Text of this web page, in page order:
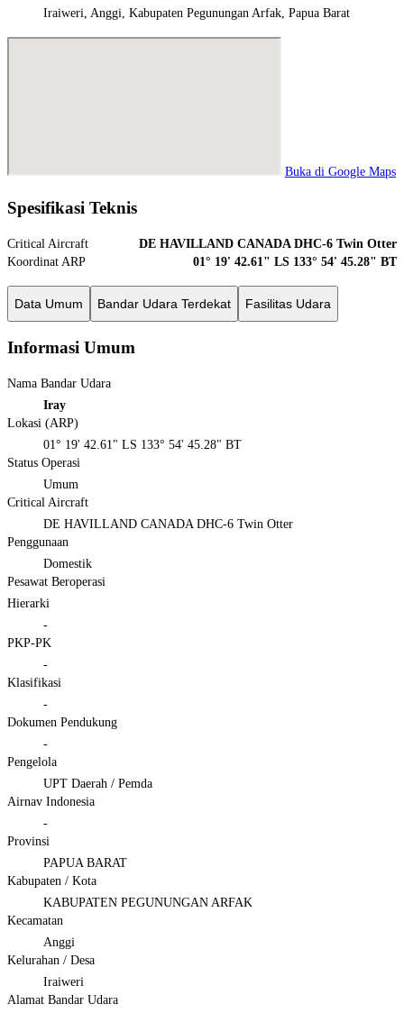
Iraiweri, Anggi, Kabupaten Pegunungan Arfak, Papua Barat
Buka di Google Maps
Spesifikasi Teknis
Critical Aircraft
DE HAVILLAND CANADA DHC-6 Twin Otter
Koordinat ARP
01° 19' 42.61" LS 133° 54' 45.28" BT
Data Umum Bandar Udara Terdekat Fasilitas Udara
Informasi Umum
Nama Bandar Udara
Iray
Lokasi (ARP)
01° 19' 42.61" LS 133° 54' 45.28" BT
Status Operasi
Umum
Critical Aircraft
DE HAVILLAND CANADA DHC-6 Twin Otter
Penggunaan
Domestik
Pesawat Beroperasi
Hierarki
-
PKP-PK
-
Klasifikasi
-
Dokumen Pendukung
-
Pengelola
UPT Daerah / Pemda
Airnav Indonesia
-
Provinsi
PAPUA BARAT
Kabupaten / Kota
KABUPATEN PEGUNUNGAN ARFAK
Kecamatan
Anggi
Kelurahan / Desa
Iraiweri
Alamat Bandar Udara